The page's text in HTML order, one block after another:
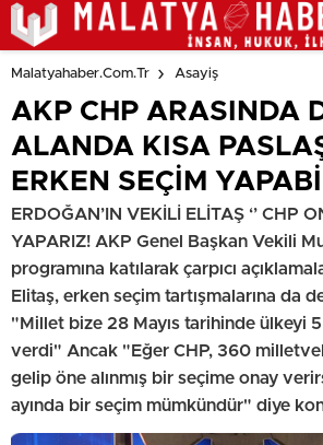
Malatyahaber.com.tr Asayiş
AKP CHP ARASINDA
ALANDA KISA
ERKEN SEÇİM
ERDOĞAN’IN VEKİLİ ELİTAŞ ‘’ CHP
YAPARIZ! AKP Genel Başkan Vekili
programına katılarak çarpıcı
Elitaş, erken seçim tartışmalarına da
"Millet bize 28 Mayıs tarihinde ülkeyi
verdi" Ancak "Eğer CHP, 360
gelip öne alınmış bir seçime onay
ayında bir seçim mümkündür" diye